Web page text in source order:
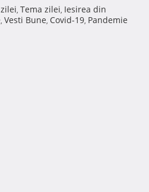
, Tema zilei, Iesirea din
, Vesti Bune, Covid-19, Pandemie